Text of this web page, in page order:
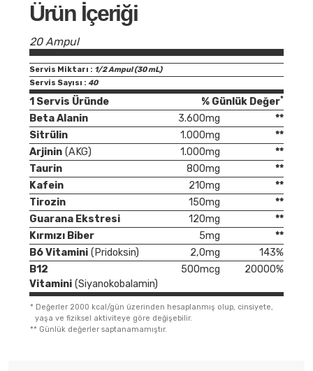
Ürün İçeriği
20 Ampul
Servis Miktarı : 1/2 Ampul (30 mL)
Servis Sayısı : 40
1 Servis Üründe % Günlük Değer*
3.600mg **
Beta Alanin
1.000mg
**
Sitrülin
1.000mg
**
Arjinin (AKG)
800mg
**
Taurin
210mg
**
Kafein
150mg
**
Tirozin
120mg
**
Guarana Ekstresi
5mg
**
Kırmızı Biber
2,0mg
143%
B6 Vitamini (Pridoksin)
500mcg
20000%
B12
Vitamini (Siyanokobalamin)
* Değerler 2000 kcal/gün üzerinden hesaplanmış olup, cinsiyete,
yaşa ve fiziksel aktiviteye göre değişebilir.
** Günlük değerler saptanamamıştır.